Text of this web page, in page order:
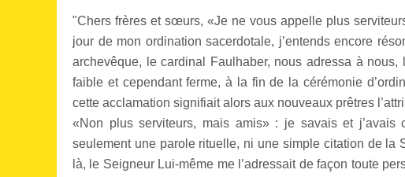
"Chers frères et sœurs, «Je ne vous appelle plus
jour de mon ordination sacerdotale, j’entends encore
archevêque, le cardinal Faulhaber, nous adressa à
faible et cependant ferme, à la fin de la cérémonie
cette acclamation signifiait alors aux nouveaux prêtres
«Non plus serviteurs, mais amis» : je savais et j’avais
seulement une parole rituelle, ni une simple citation de la
là, le Seigneur Lui-même me l’adressait de façon toute